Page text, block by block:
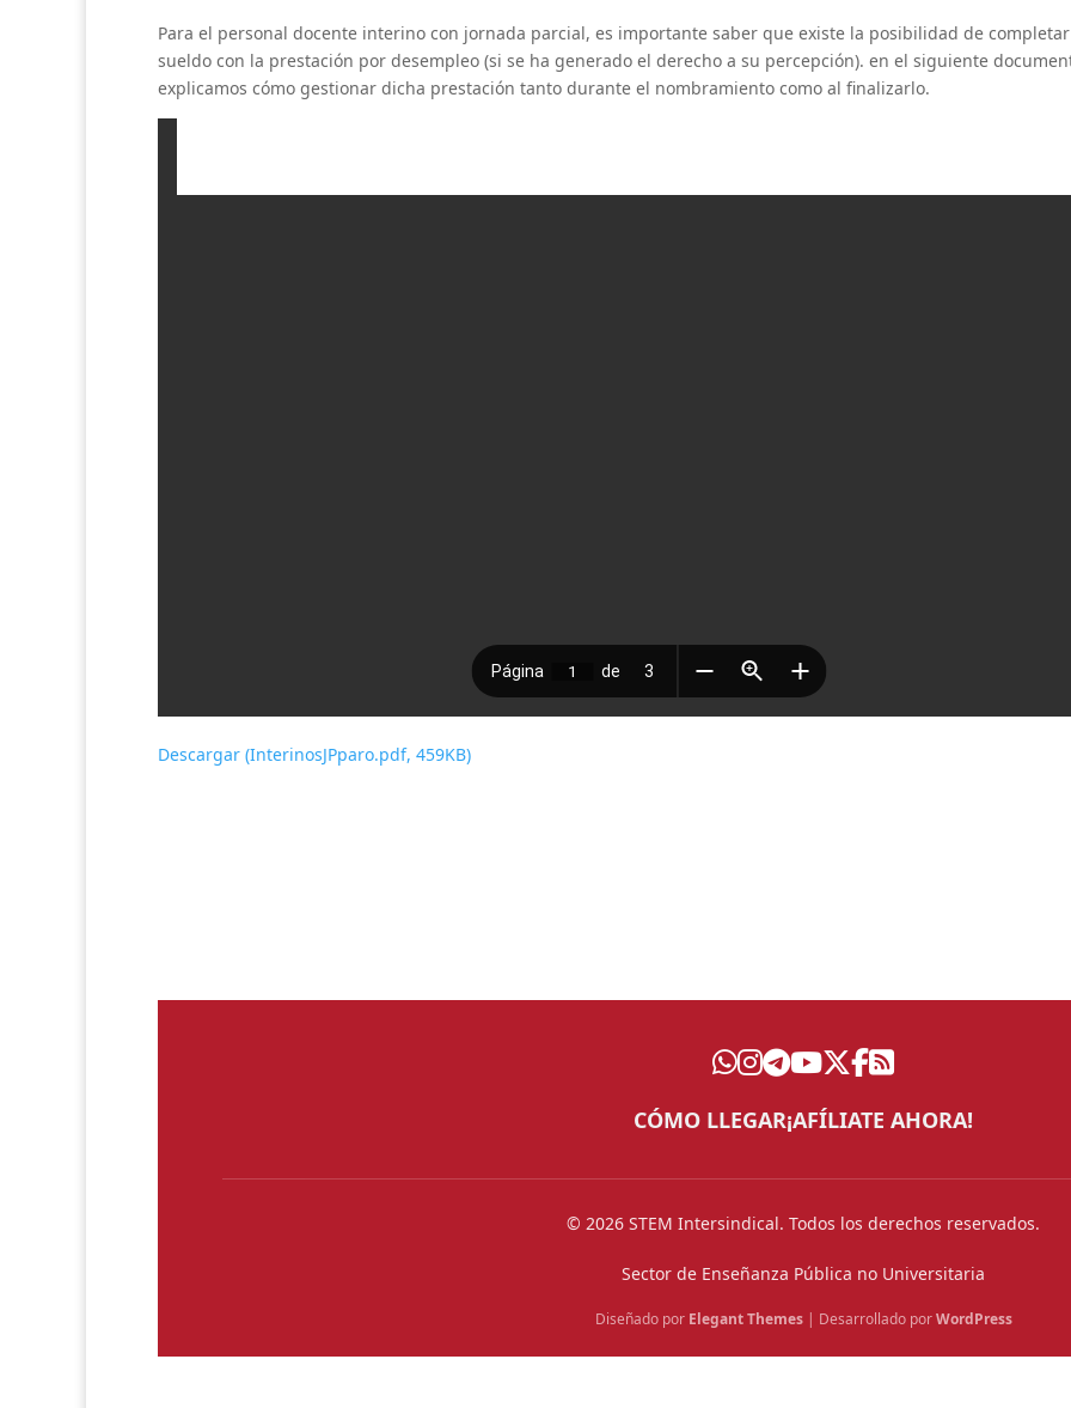
Para el personal docente interino con jornada parcial, es importante saber que existe la posibilidad de
sueldo con la prestación por desempleo (si se ha generado el derecho a su percepción). en el siguiente
explicamos cómo gestionar dicha prestación tanto durante el nombramiento como al finalizarlo.
Descargar (InterinosJPparo.pdf, 459KB)
CÓMO LLEGAR¡AFÍLIATE AHORA!
© 2026 STEM Intersindical. Todos los derechos reservados.
Sector de Enseñanza Pública no Universitaria
Diseñado por Elegant Themes| Desarrollado porWordPress